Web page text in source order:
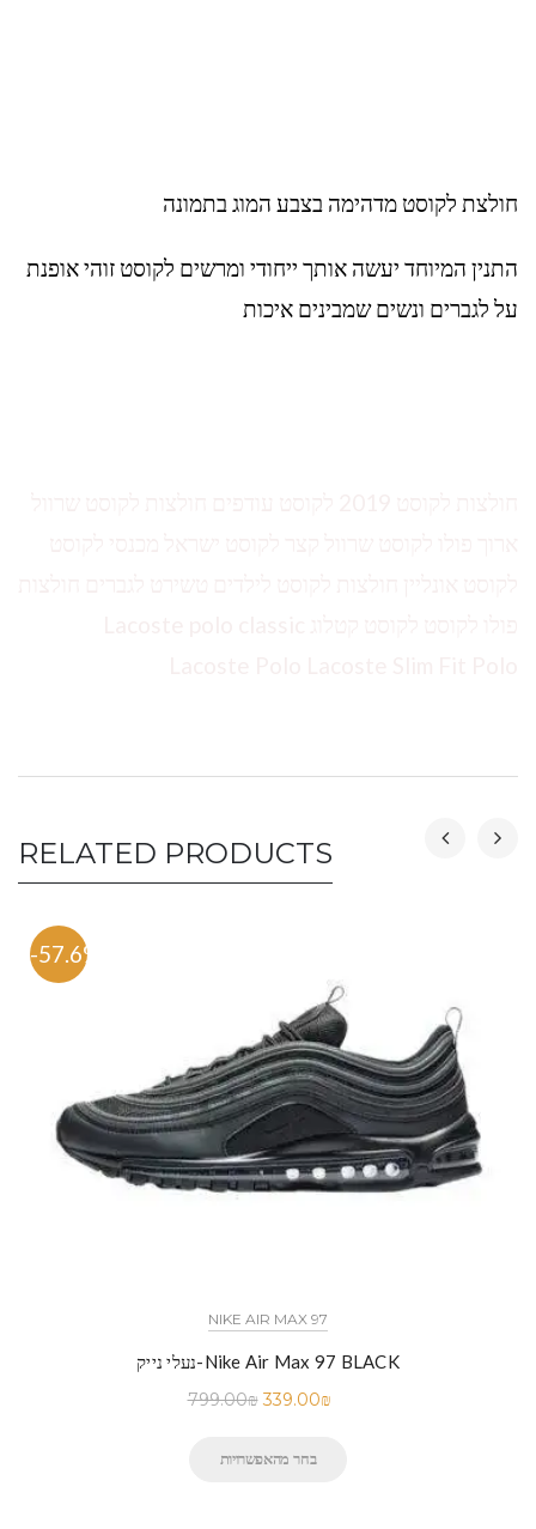
חולצת לקוסט מדהימה בצבע המוג בתמונה
התנין המיוחד יעשה אותך ייחודי ומרשים לקוסט זוהי אופנת
על לגברים ונשים שמבינים איכות
RELATED PRODUCTS
-57.6%
NIKE AIR MAX 97
נעלי נייק-Nike Air Max 97 BLACK
799.00₪ 339.00₪
בחר מהאפשרויות